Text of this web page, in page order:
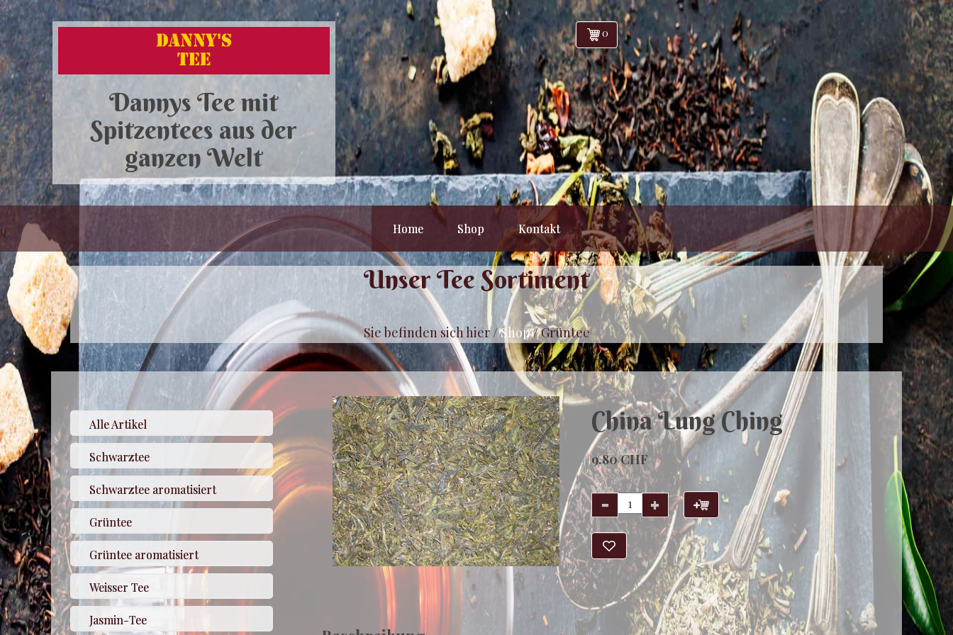
Dannys Tee mit
Spitzentees aus der
ganzen Welt
0
Home Shop Kontakt
Unser Tee Sortiment
Sie befinden sich hier /Shop/Grüntee
Alle Artikel
Schwarztee
Schwarztee aromatisiert
Grüntee
Grüntee aromatisiert
Weisser Tee
Jasmin-Tee
China Lung Ching
9.80 CHF